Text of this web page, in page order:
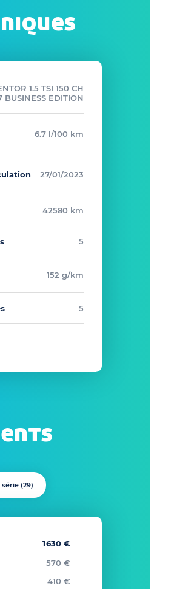
1.5 TSI 150 CH
BUSINESS EDITION
6.7 l/100 km
27/01/2023
42580 km
5
152 g/km
5
(29)
1630 €
570 €
410 €